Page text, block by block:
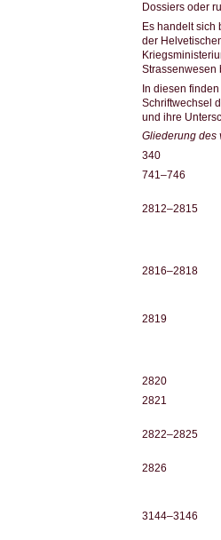
Dossiers oder
Es handelt sich
der
Strassenwesen
In diesen
Schriftwechsel
und ihre
Gliederung des
340
741–746
2812–2815
2816–2818
2819
2820
2821
2822–2825
2826
3144–3146